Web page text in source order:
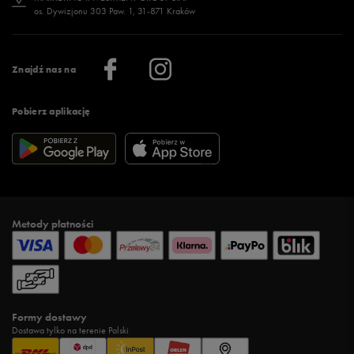
Znajdź nas na
Pobierz aplikację
Regulamin sklepu 50 style
Regulamin aplikacji 50 style
Więcej regulaminów >
Więcej >
Klub 50 style
Praca
Informacje o firmie
os. Dywizjonu 303 Paw. 1, 31-871 Kraków
Metody płatności
Formy dostawy
Dostawa tylko na terenie Polski